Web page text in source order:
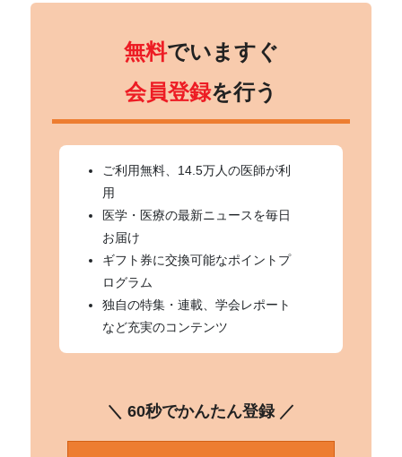
無料でいますぐ
会員登録を行う
ご利用無料、14.5万人の医師が利
用
医学・医療の最新ニュースを毎日
お届け
ギフト券に交換可能なポイントプ
ログラム
独自の特集・連載、学会レポート
など充実のコンテンツ
＼ 60秒でかんたん登録 ／